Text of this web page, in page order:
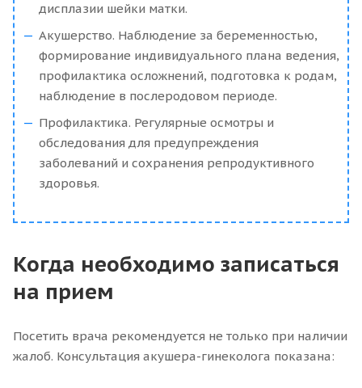
дисплазии шейки матки.
Акушерство. Наблюдение за беременностью,
формирование индивидуального плана ведения,
профилактика осложнений, подготовка к родам,
наблюдение в послеродовом периоде.
Профилактика. Регулярные осмотры и
обследования для предупреждения
заболеваний и сохранения репродуктивного
здоровья.
Когда необходимо записаться
на прием
Посетить врача рекомендуется не только при наличии
жалоб. Консультация акушера-гинеколога показана: